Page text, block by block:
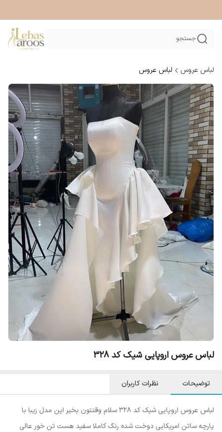
جستجو
لباس عروس لباس عروس
لباس عروس اروپایی شیک کد ۳۲۸
توضیحات نظرات کاربران
لباس عروس اروپایی شیک کد ۳۲۸ سلام وقتتون بخیر این مدل زیبا با
پارچه ساتن امریکایی دوخت شده رنگ کاملا سفید هست تن خور عالی